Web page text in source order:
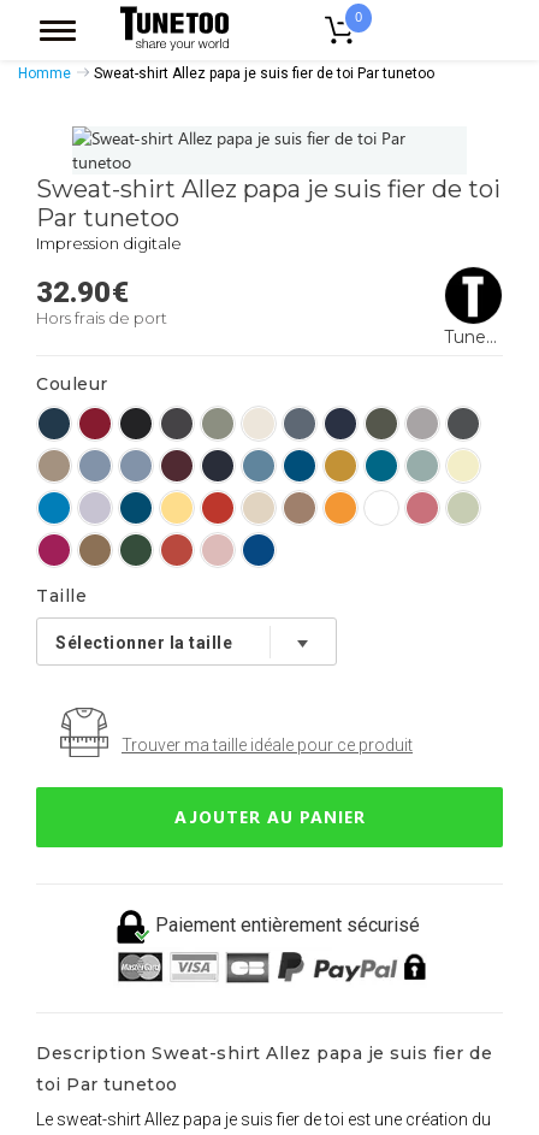
0
Vêtement Homme Sweatshirts Homme
Homme
Sweat-shirt Allez papa je suis fier de toi Par tunetoo
Sweat-shirt Allez papa je suis fier de toi
Par tunetoo
Impression digitale
32.90€
Hors frais de port
Tunetoo
Couleur
Taille
Trouver ma taille idéale pour ce produit
AJOUTER AU PANIER
Paiement entièrement sécurisé
Description Sweat-shirt Allez papa je suis fier de
toi Par tunetoo
Le sweat-shirt Allez papa je suis fier de toi est une création du